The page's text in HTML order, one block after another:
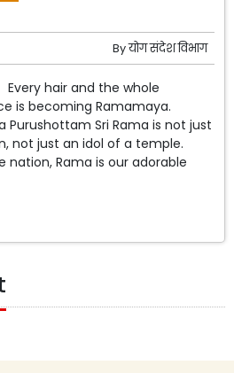
Byयोग संदेश विभाग
hair and the whole
is becoming Ramamaya.
Purushottam Sri Rama is not just
not just an idol of a temple.
nation, Rama is our adorable